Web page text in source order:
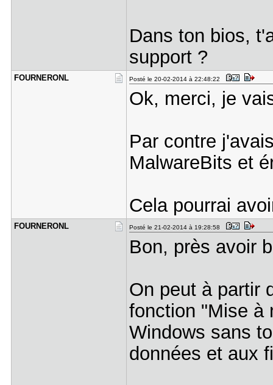
Dans ton bios,
support ?
FOURNERONL Posté le 20-02-2014 à 22:48:22
Ok, merci, je
Par contre
MalwareBits et
Cela pourrai
FOURNERONL Posté le 21-02-2014 à 19:28:58
Bon, près avoir
On peut à partir
fonction "Mise à
Windows sans
données et aux